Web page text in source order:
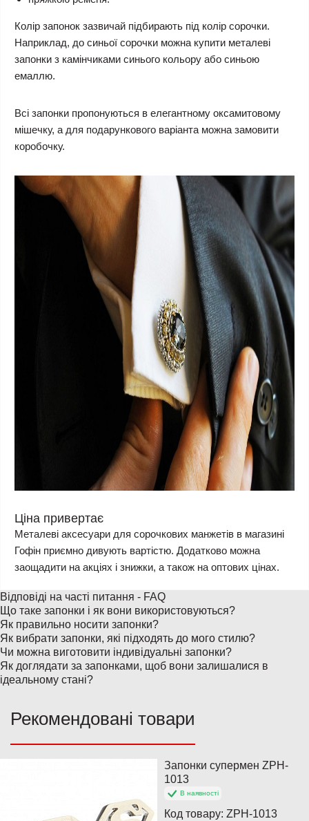
Колір запонок зазвичай підбирають під колір сорочки.
Наприклад, до синьої сорочки можна купити металеві
запонки з камінчиками синього кольору або синьою
емаллю.
Всі запонки пропонуються в елегантному оксамитовому
мішечку, а для подарункового варіанта можна замовити
коробочку.
Ціна привертає
Металеві аксесуари для сорочкових манжетів в магазині
Гофін приємно дивують вартістю. Додатково можна
заощадити на акціях і знижки, а також на оптових цінах.
Відповіді на часті питання - FAQ
Що таке запонки і як вони використовуються?
Як правильно носити запонки?
Як вибрати запонки, які підходять до мого стилю?
Чи можна виготовити індивідуальні запонки?
Як доглядати за запонками, щоб вони залишалися в
ідеальному стані?
Рекомендовані товари
Запонки супермен ZPH-
1013
В наявності
Код товару: ZPH-1013